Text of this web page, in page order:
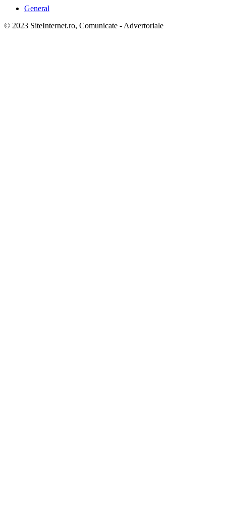
General
© 2023 SiteInternet.ro, Comunicate - Advertoriale